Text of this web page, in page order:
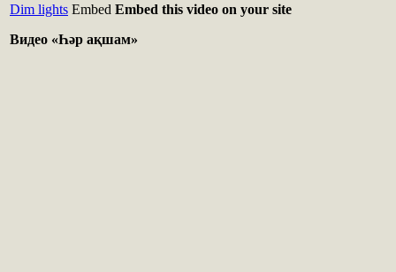
Dim lights Embed Embed this video on your site
Видео «Һәр ақшам»